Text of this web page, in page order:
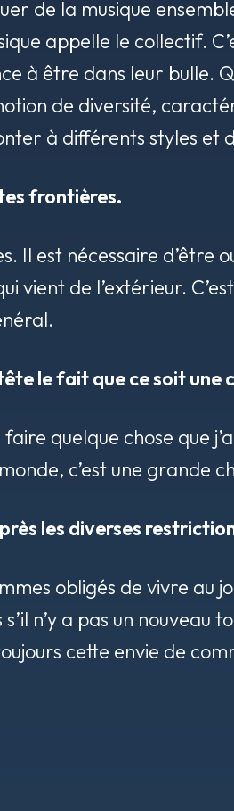
de la musique
appelle le collectif.
à être dans leur bulle.
de diversité,
à différents styles et
frontières.
Il est nécessaire
vient de l’extérieur.
le fait que ce soit une
quelque chose que
c’est une grande
les diverses
obligés de vivre au
n’y a pas un nouveau
cette envie de